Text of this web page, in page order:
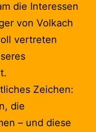
die Interessen
von Volkach
vertreten
Zeichen:
die
– und diese